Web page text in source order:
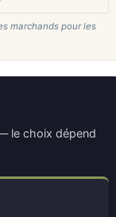
marchands pour les
le choix dépend